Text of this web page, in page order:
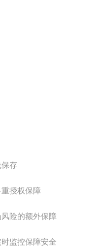
存
授权保障
险的额外保障
监控保障安全